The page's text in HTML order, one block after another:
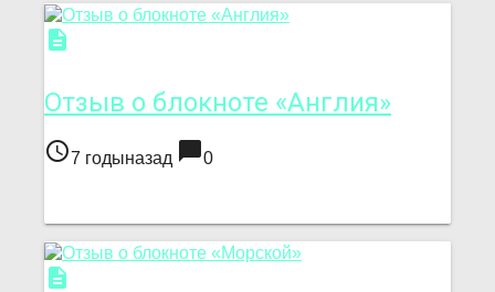
description
Отзыв о блокноте «Англия»
access_time7 годыназад chat_bubble0
description